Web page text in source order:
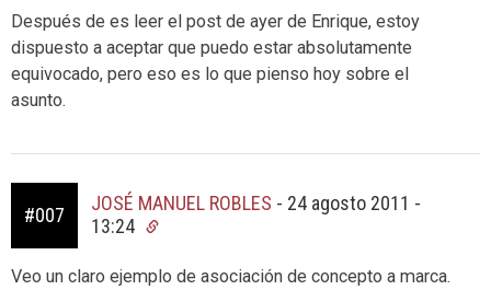
Después de es leer el post de ayer de Enrique, estoy
dispuesto a aceptar que puedo estar absolutamente
equivocado, pero eso es lo que pienso hoy sobre el
asunto.
#007
JOSÉ MANUEL ROBLES - 24 agosto 2011 -
13:24
Veo un claro ejemplo de asociación de concepto a marca.